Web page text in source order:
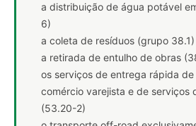
a distribuição de água potável
6)
a coleta de resíduos (grupo 38.1)
a retirada de entulho de obras
os serviços de entrega rápida
comércio varejista e de serviços
(53.20-2)